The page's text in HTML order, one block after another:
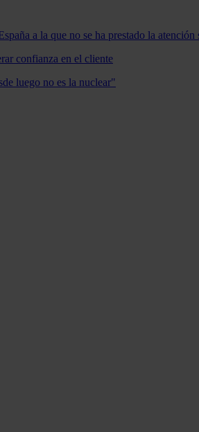
a la que no se ha prestado la atención
confianza en el cliente
luego no es la nuclear"